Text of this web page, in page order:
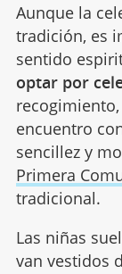
Aunque la
tradición, es
sentido
optar por
encuentro
sencillez y
Primera
tradicional.
Las niñas
van vestidos